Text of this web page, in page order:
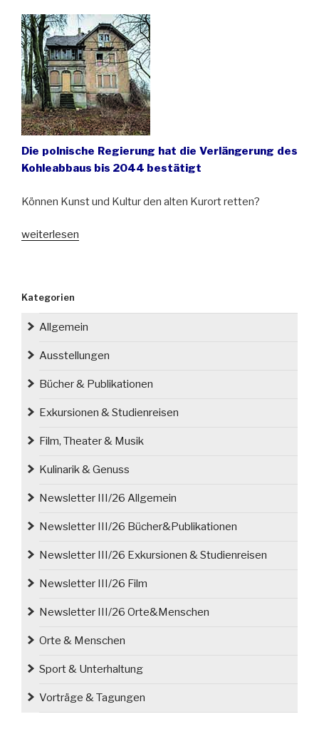
Publikum“
Die polnische Regierung hat die Verlängerung des
Kohleabbaus bis 2044 bestätigt
Können Kunst und Kultur den alten Kurort retten?
„Bad
will
dem
Turów
zum
Opfer
weiterlesen
Kategorien
Allgemein
Ausstellungen
Bücher & Publikationen
Exkursionen & Studienreisen
Film, Theater & Musik
Kulinarik & Genuss
Newsletter III/26 Allgemein
Newsletter III/26 Bücher&Publikationen
Newsletter III/26 Exkursionen & Studienreisen
Newsletter III/26 Film
Newsletter III/26 Orte&Menschen
Orte & Menschen
Sport & Unterhaltung
Vorträge & Tagungen